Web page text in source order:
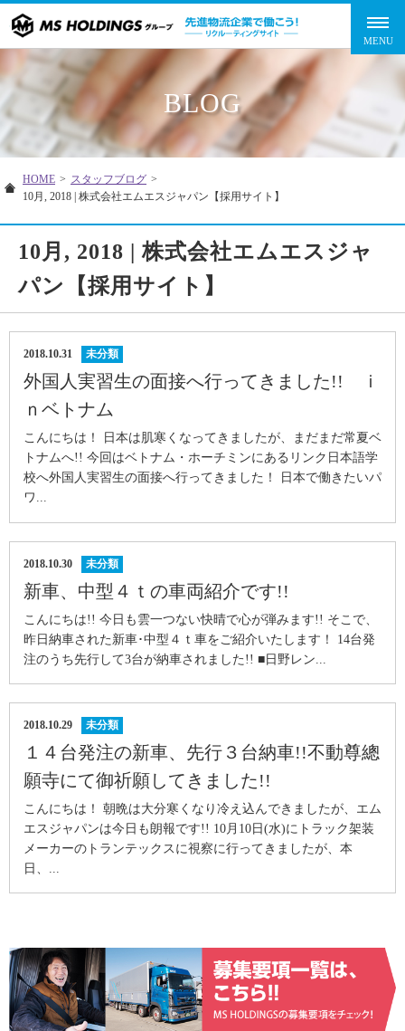
BLOG
HOME > スタッフブログ >
10月, 2018 | 株式会社エムエスジャパン【採用サイト】
10月, 2018 | 株式会社エムエスジャ
パン【採用サイト】
2018.10.31 未分類
外国人実習生の面接へ行ってきました!! ｉ
ｎベトナム
こんにちは！ 日本は肌寒くなってきましたが、まだまだ常夏ベ
トナムへ!! 今回はベトナム・ホーチミンにあるリンク日本語学
校へ外国人実習生の面接へ行ってきました！ 日本で働きたいパ
ワ...
2018.10.30 未分類
新車、中型４ｔの車両紹介です!!
こんにちは!! 今日も雲一つない快晴で心が弾みます!! そこで、
昨日納車された新車･中型４ｔ車をご紹介いたします！ 14台発
注のうち先行して3台が納車されました!! ■日野レン...
2018.10.29 未分類
１４台発注の新車、先行３台納車!!不動尊總
願寺にて御祈願してきました!!
こんにちは！ 朝晩は大分寒くなり冷え込んできましたが、エム
エスジャパンは今日も朗報です!! 10月10日(水)にトラック架装
メーカーのトランテックスに視察に行ってきましたが、本
日、...